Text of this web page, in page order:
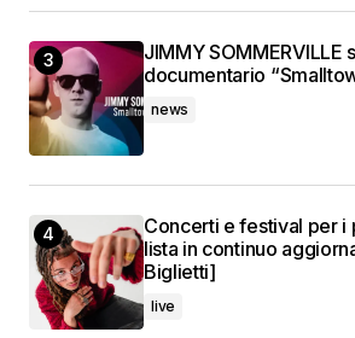
JIMMY SOMMERVILLE
documentario
news
Concerti e festival per i
lista in continuo
Biglietti]
live